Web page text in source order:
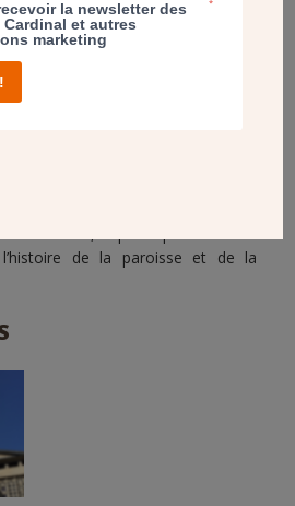
l’histoire de la paroisse et de la
la newsletter des
et autres
marketing
*